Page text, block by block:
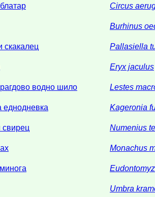
Circus
Burhinus
скакалец Pallasiella
Eryx jaculus
водно шило Lestes
Kageronia
Numenius
Monachus
Umbra